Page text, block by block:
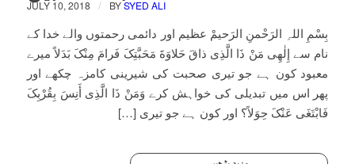
JULY 10, 2018 / BYSYED ALI
بِسْمِ اللہِ الرَحْمنِ الرَحیمْ عظیم اور دائمی رحمتوں والے خدا کے
نام سے إِلٰھِی مَنْ ذَا الَّذِی ذاقَ حَلاوَةَ مَحَبَّتِکَ فَرامَ مِنْکَ بَدَلاً میرے
معبود کون ہے جو تیری صحبت کی شیرینی کامزہ چکھے اور
پھر اس میں تبدیلی کی خواہش کرے وَمَنْ ذَا الَّذِی أَنِسَ بِقُرْبِکَ
فَابْتَغَی عَنْکَ حِوَلاً؟ اور کون ہے جو تیری […]